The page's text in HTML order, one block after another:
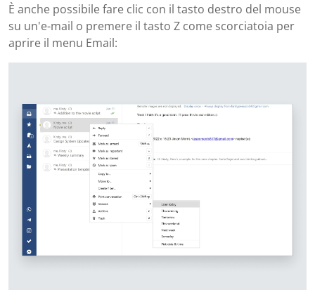
È anche possibile fare clic con il tasto destro del mouse
su un'e-mail o premere il tasto Z come scorciatoia per
aprire il menu Email: